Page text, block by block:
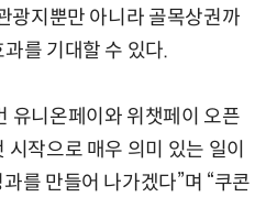
광지뿐만 아니라 골목상권까
를 기대할 수 있다.
유니온페이와 위챗페이 오픈
작으로 매우 의미 있는 일이
를 만들어 나가겠다”며 “쿠콘